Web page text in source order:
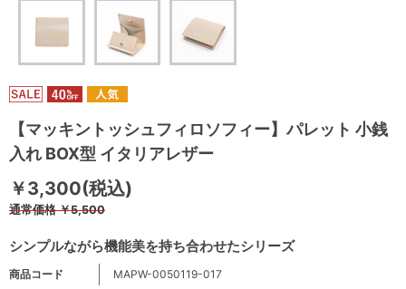
【マッキントッシュフィロソフィー】パレット 小銭
入れ BOX型 イタリアレザー
シンプルながら機能美を持ち合わせたシリーズ
￥3,300(税込)
通常価格￥5,500
商品コード
MAPW-0050119-017